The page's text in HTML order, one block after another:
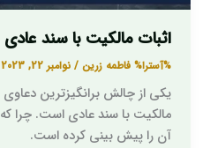
اثبات مالکیت با سند عادی
%آسترا% فاطمه زرین/نوامبر 22, 2023
یکی از چالش برانگیزترین دعاوی
مالکیت با سند عادی است. چرا
آن را پیش بینی کرده است.